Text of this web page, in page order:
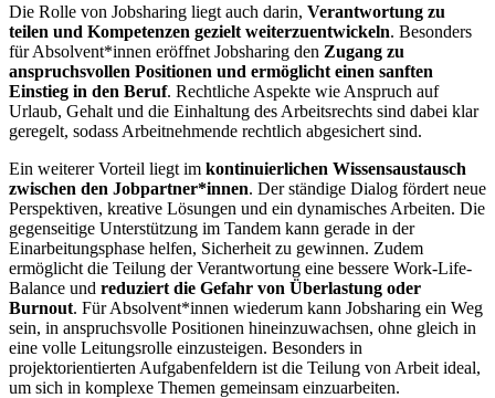
Die Rolle von Jobsharing liegt auch darin, Verantwortung zu
teilen und Kompetenzen gezielt weiterzuentwickeln. Besonders
für Absolvent*innen eröffnet Jobsharing den Zugang zu
anspruchsvollen Positionen und ermöglicht einen sanften
Einstieg in den Beruf. Rechtliche Aspekte wie Anspruch auf
Urlaub, Gehalt und die Einhaltung des Arbeitsrechts sind dabei klar
geregelt, sodass Arbeitnehmende rechtlich abgesichert sind.
Ein weiterer Vorteil liegt im kontinuierlichen Wissensaustausch
zwischen den Jobpartner*innen. Der ständige Dialog fördert neue
Perspektiven, kreative Lösungen und ein dynamisches Arbeiten. Die
gegenseitige Unterstützung im Tandem kann gerade in der
Einarbeitungsphase helfen, Sicherheit zu gewinnen. Zudem
ermöglicht die Teilung der Verantwortung eine bessere Work-Life-
Balance und reduziert die Gefahr von Überlastung oder
Burnout. Für Absolvent*innen wiederum kann Jobsharing ein Weg
sein, in anspruchsvolle Positionen hineinzuwachsen, ohne gleich in
eine volle Leitungsrolle einzusteigen. Besonders in
projektorientierten Aufgabenfeldern ist die Teilung von Arbeit ideal,
um sich in komplexe Themen gemeinsam einzuarbeiten.